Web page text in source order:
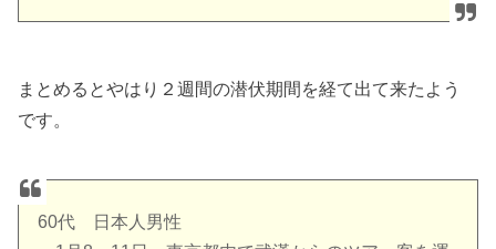
まとめるとやはり２週間の潜伏期間を経て出て来たよう
です。
60代 日本人男性